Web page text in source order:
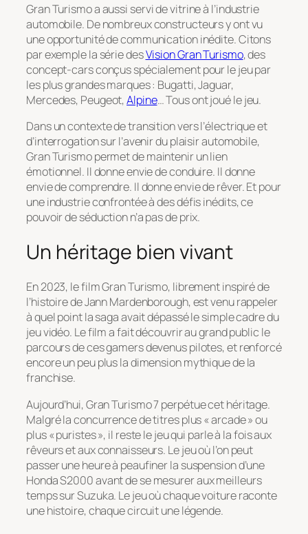
Gran Turismoa aussi servi de vitrine à l’industrie
automobile. De nombreux constructeurs y ont vu
une opportunité de communication inédite. Citons
par exemple la série desVision Gran Turismo, des
concept-cars conçus spécialement pour le jeu par
les plus grandes marques : Bugatti, Jaguar,
Mercedes, Peugeot,Alpine… Tous ont joué le jeu.
Dans un contexte de transition vers l’électrique et
d’interrogation sur l’avenir du plaisir automobile,
Gran Turismopermet de maintenir un lien
émotionnel. Il donne envie de conduire. Il donne
envie de comprendre. Il donne envie de rêver. Et pour
une industrie confrontée à des défis inédits, ce
pouvoir de séduction n’a pas de prix.
Un héritage bien vivant
En 2023, le filmGran Turismo, librement inspiré de
l’histoire de Jann Mardenborough, est venu rappeler
à quel point la saga avait dépassé le simple cadre du
jeu vidéo. Le film a fait découvrir au grand public le
parcours de ces gamers devenus pilotes, et renforcé
encore un peu plus la dimension mythique de la
franchise.
Aujourd’hui,Gran Turismo 7 perpétue cet héritage.
Malgré la concurrence de titres plus « arcade » ou
plus « puristes », il reste le jeu qui parle à la fois aux
rêveurs et aux connaisseurs. Le jeu où l’on peut
passer une heure à peaufiner la suspension d’une
Honda S2000 avant de se mesurer aux meilleurs
temps sur Suzuka. Le jeu où chaque voiture raconte
une histoire, chaque circuit une légende.